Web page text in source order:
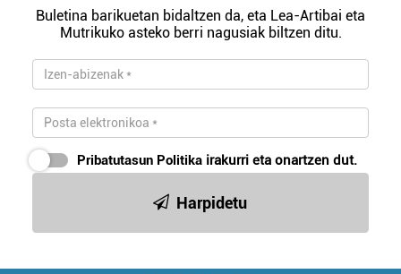
Buletina barikuetan bidaltzen da, eta Lea-Artibai eta
Mutrikuko asteko berri nagusiak biltzen ditu.
Pribatutasun Politika irakurri eta onartzen dut.
Harpidetu